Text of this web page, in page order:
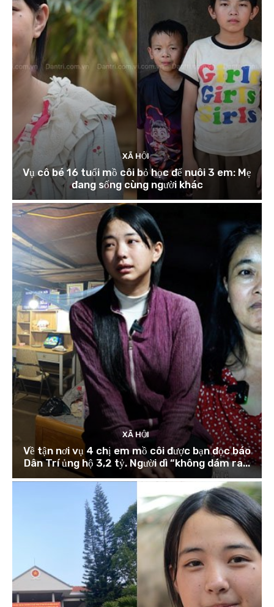
XÃ HỘI
Vụ cô bé 16 tuổi mồ côi bỏ học để nuôi 3 em: Mẹ
đang sống cùng người khác
XÃ HỘI
Về tận nơi vụ 4 chị em mồ côi được bạn đọc báo
Dân Trí ủng hộ 3,2 tỷ. Người dì “không dám ra...